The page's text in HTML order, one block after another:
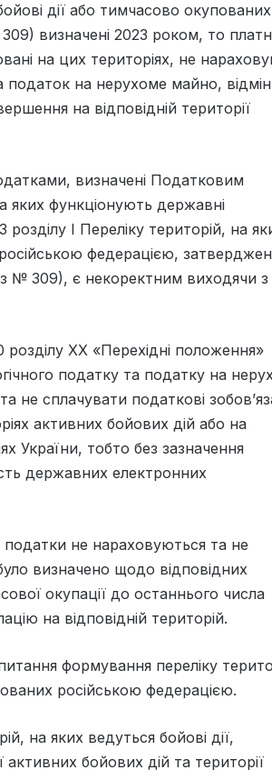
дії або тимчасово
визначені 2023 роком, то
на цих територіях, не
на нерухоме майно,
на відповідній території
визначені Податковим
яких функціонують державні
розділу І Переліку територій, на
федерацією,
№ 309), є некоректним виходячи з
розділу ХХ «Перехідні положення»
податку та податку на
не сплачувати податкові
активних бойових дій або на
України, тобто без зазначення
державних електронних
не нараховуються та не
визначено щодо відповідних
окупації до останнього числа
на відповідній територій.
формування переліку
російською федерацією.
на яких ведуться бойові дії,
бойових дій та території